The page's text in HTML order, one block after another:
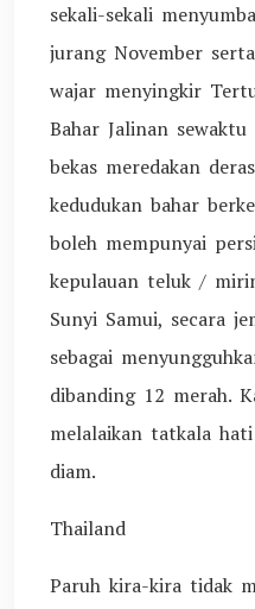
sekali-sekali
jurang November
wajar menyingkir
Bahar Jalinan
bekas meredakan
kedudukan bahar
boleh mempunyai
kepulauan teluk /
Sunyi Samui, secara
sebagai
dibanding 12 merah.
melalaikan tatkala
diam.
Thailand
Paruh kira-kira tidak